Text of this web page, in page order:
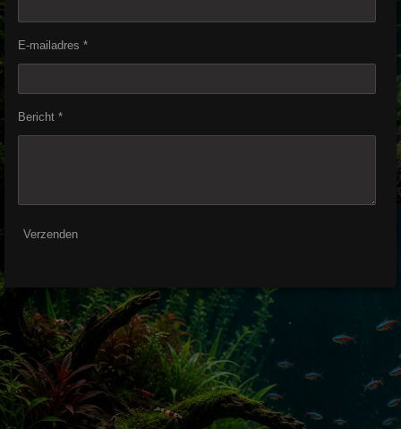
E-mailadres *
Bericht *
Verzenden